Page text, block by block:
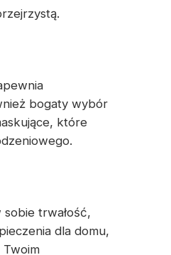
bogaty wybór
które
trwałość,
dla domu,